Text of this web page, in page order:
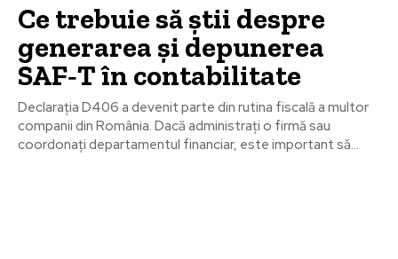
Ce trebuie să știi despre
generarea și depunerea
SAF‑T în contabilitate
Declarația D406 a devenit parte din rutina fiscală a multor
companii din România. Dacă administrați o firmă sau
coordonați departamentul financiar, este important să...